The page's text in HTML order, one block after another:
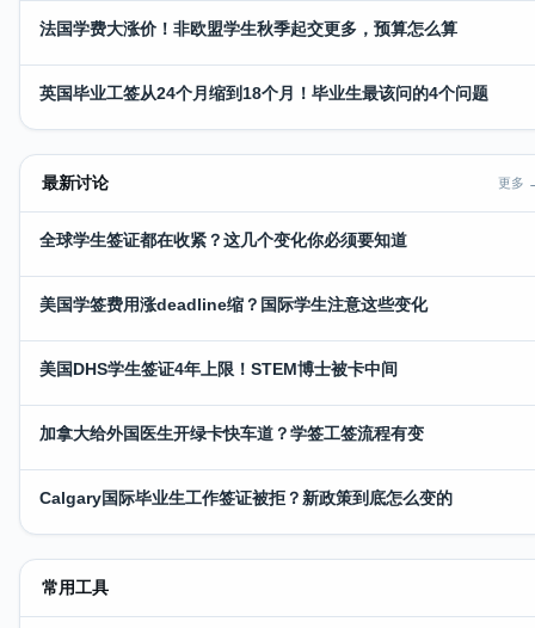
法国学费大涨价！非欧盟学生秋季起交更多，预算怎么算
英国毕业工签从24个月缩到18个月！毕业生最该问的4个问题
最新讨论 更多
全球学生签证都在收紧？这几个变化你必须要知道
美国学签费用涨deadline缩？国际学生注意这些变化
美国DHS学生签证4年上限！STEM博士被卡中间
加拿大给外国医生开绿卡快车道？学签工签流程有变
Calgary国际毕业生工作签证被拒？新政策到底怎么变的
常用工具